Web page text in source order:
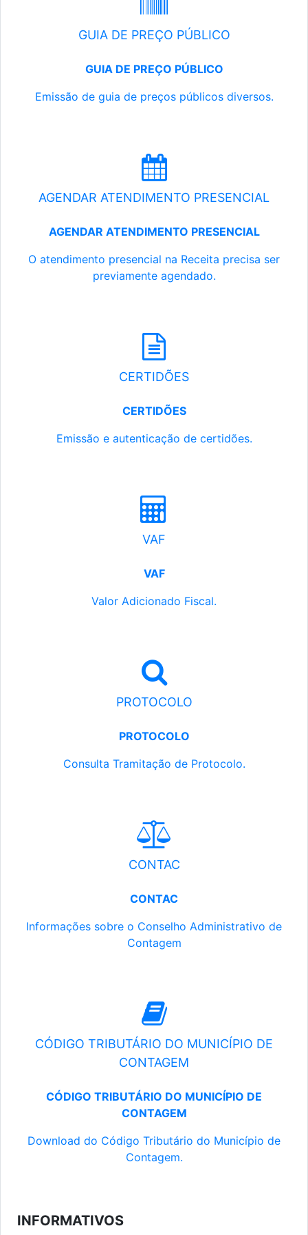
GUIA DE PREÇO PÚBLICO
GUIA DE PREÇO PÚBLICO
Emissão de guia de preços públicos diversos.
AGENDAR ATENDIMENTO PRESENCIAL
AGENDAR ATENDIMENTO PRESENCIAL
O atendimento presencial na Receita precisa ser
previamente agendado.
CERTIDÕES
CERTIDÕES
Emissão e autenticação de certidões.
VAF
VAF
Valor Adicionado Fiscal.
PROTOCOLO
PROTOCOLO
Consulta Tramitação de Protocolo.
CONTAC
CONTAC
Informações sobre o Conselho Administrativo de
Contagem
CÓDIGO TRIBUTÁRIO DO MUNICÍPIO DE
CONTAGEM
CÓDIGO TRIBUTÁRIO DO MUNICÍPIO DE
CONTAGEM
Download do Código Tributário do Município de
Contagem.
INFORMATIVOS